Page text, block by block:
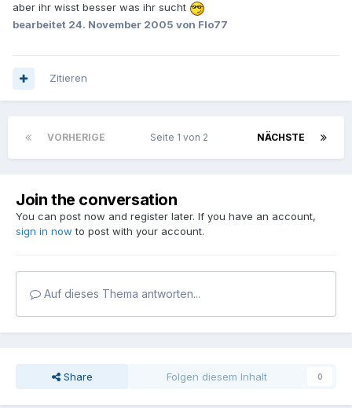
aber ihr wisst besser was ihr sucht
bearbeitet 24. November 2005 von Flo77
Zitieren
VORHERIGE NÄCHSTE
Seite 1 von 2
Join the conversation
You can post now and register later. If you have an account,
sign in now to post with your account.
Auf dieses Thema antworten...
Share Folgen diesem Inhalt 0